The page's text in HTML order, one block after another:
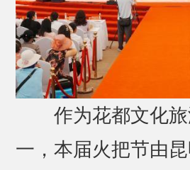
作为花都文化旅
一，本届火把节由